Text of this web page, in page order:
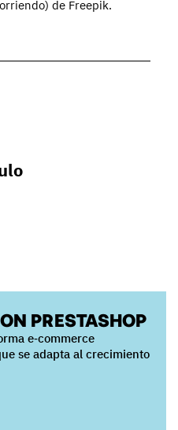
de Freepik.
PRESTASHOP
e‑commerce
se adapta al crecimiento